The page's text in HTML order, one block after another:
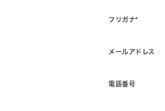
フリガナ*
メールアドレス
電話番号